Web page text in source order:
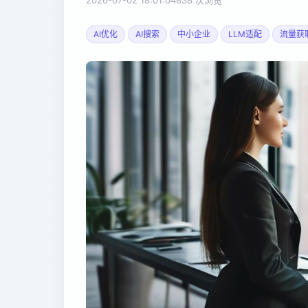
AI优化 AI搜索 中小企业 LLM适配 流量获